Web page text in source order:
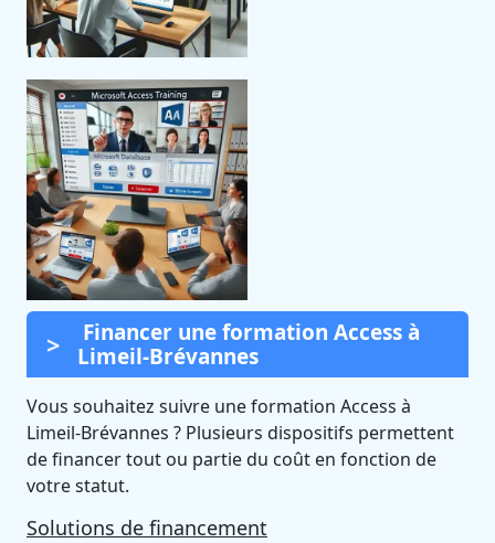
Financer une formation Access à
Limeil-Brévannes
Vous souhaitez suivre une formation Access à
Limeil-Brévannes ? Plusieurs dispositifs permettent
de financer tout ou partie du coût en fonction de
votre statut.
Solutions de financement